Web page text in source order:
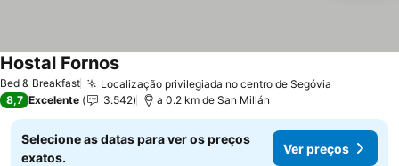
Bed & Breakfast Localização privilegiada no centro de Segóvia
Hostal Fornos
8,7 Excelente 3.542 a 0.2 km de San Millán
Selecione as datas para ver os preços
exatos.
Ver preços